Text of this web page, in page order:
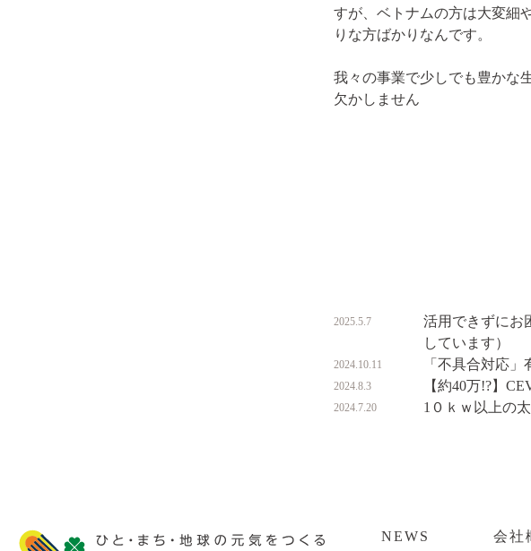
すが、ベトナムの方は大変細
りな方ばかりなんです。
我々の事業で少しでも豊かな
欠かしません
2025.5.7
活用できずにお
しています）
2024.10.11 「不具合対応
2024.8.3 【約40万!?】
2024.7.20 1０ｋｗ以上の
NEWS 会社